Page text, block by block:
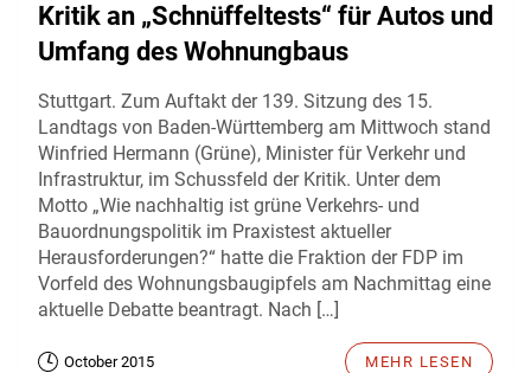
Kritik an „Schnüffeltests“ für Autos und
Umfang des Wohnungbaus
Stuttgart. Zum Auftakt der 139. Sitzung des 15.
Landtags von Baden-Württemberg am Mittwoch stand
Winfried Hermann (Grüne), Minister für Verkehr und
Infrastruktur, im Schussfeld der Kritik. Unter dem
Motto „Wie nachhaltig ist grüne Verkehrs- und
Bauordnungspolitik im Praxistest aktueller
Herausforderungen?“ hatte die Fraktion der FDP im
Vorfeld des Wohnungsbaugipfels am Nachmittag eine
aktuelle Debatte beantragt. Nach […]
October 2015 MEHR LESEN